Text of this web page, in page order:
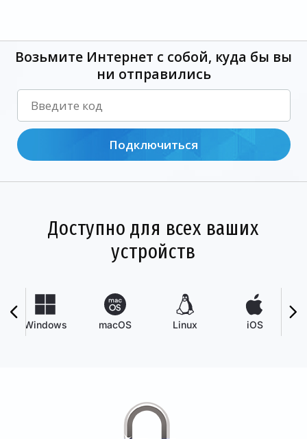
Возьмите Интернет с собой, куда бы вы
ни отправились
Подключиться
Доступно для всех ваших
устройств
Windows macOS Linux iOS